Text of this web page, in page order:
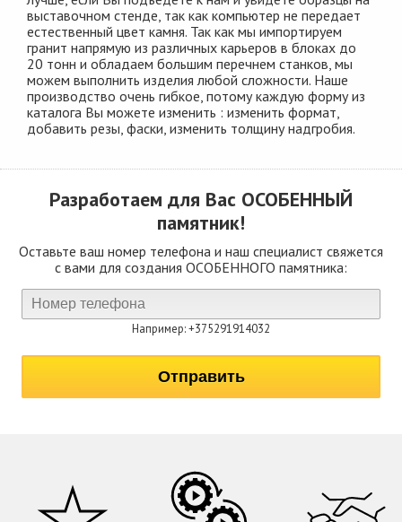
выставочном стенде, так как компьютер не передает
естественный цвет камня. Так как мы импортируем
гранит напрямую из различных карьеров в блоках до
20 тонн и обладаем большим перечнем станков, мы
можем выполнить изделия любой сложности. Наше
производство очень гибкое, потому каждую форму из
каталога Вы можете изменить : изменить формат,
добавить резы, фаски, изменить толщину надгробия.
Разработаем для Вас ОСОБЕННЫЙ
памятник!
Оставьте ваш номер телефона и наш специалист свяжется
с вами для создания ОСОБЕННОГО памятника:
Например: +375291914032